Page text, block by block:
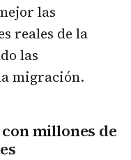
las
reales de la
las
migración.
millones de